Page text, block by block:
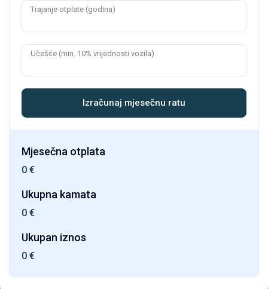
Trajanje otplate (godina)
Učešće (min. 10% vrijednosti vozila)
Izračunaj mjesečnu ratu
Mjesečna otplata
0 €
Ukupna kamata
0 €
Ukupan iznos
0 €